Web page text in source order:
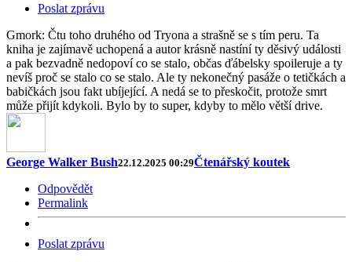
Poslat zprávu
Gmork: Čtu toho druhého od Tryona a strašně se s tím peru. Ta
kniha je zajímavě uchopená a autor krásně nastíní ty děsivý události
a pak bezvadně nedopoví co se stalo, občas ďábelsky spoileruje a ty
nevíš proč se stalo co se stalo. Ale ty nekonečný pasáže o tetičkách a
babičkách jsou fakt ubíjející. A nedá se to přeskočit, protože smrt
může přijít kdykoli. Bylo by to super, kdyby to mělo větší drive.
George Walker Bush22.12.2025 00:29Čtenářský koutek
Odpovědět
Permalink
Poslat zprávu